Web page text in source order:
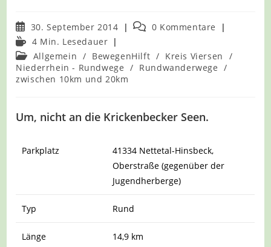
Beitrag
veröffentlicht:
30. September 2014
Beitrags-0 Kommentare
Lesedauer:
4 Min. Lesedauer
Beitrags-
Kategorie:
Allgemein / BewegenHilft / Kreis Viersen
/
Niederrhein - Rundwege / Rundwanderwege /
zwischen 10km und 20km
Um, nicht an die Krickenbecker Seen.
Parkplatz
41334 Nettetal-Hinsbeck,
Oberstraße (gegenüber der
Jugendherberge)
Typ Rund
Länge 14,9 km